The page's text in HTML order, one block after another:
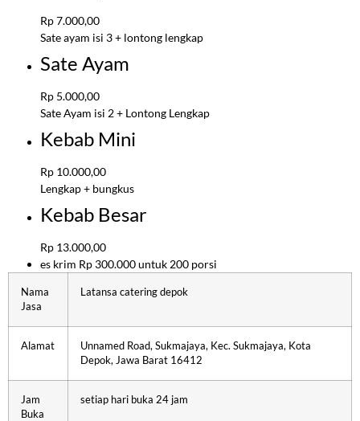
Rp 7.000,00
Sate ayam isi 3 + lontong lengkap
Sate Ayam
Rp 5.000,00
Sate Ayam isi 2 + Lontong Lengkap
Kebab Mini
Rp 10.000,00
Lengkap + bungkus
Kebab Besar
Rp 13.000,00
es krim Rp 300.000 untuk 200 porsi
Nama
Jasa
Latansa catering depok
Alamat
Unnamed Road, Sukmajaya, Kec. Sukmajaya, Kota
Depok, Jawa Barat 16412
Jam
Buka
setiap hari buka 24 jam